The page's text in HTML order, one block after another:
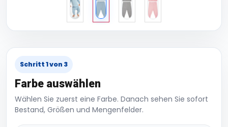
Schritt 1 von 3
Farbe auswählen
Wählen Sie zuerst eine Farbe. Danach sehen Sie sofort
Bestand, Größen und Mengenfelder.